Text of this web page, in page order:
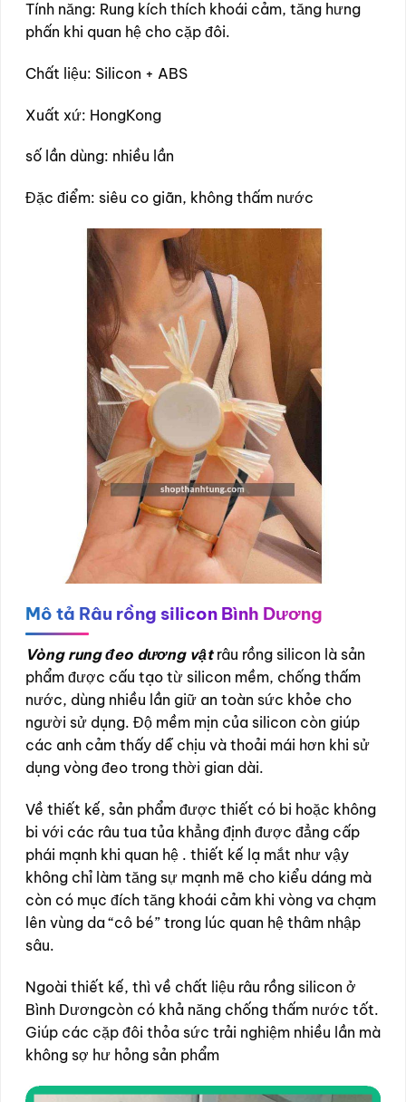
Tính năng: Rung kích thích khoái cảm, tăng hưng
phấn khi quan hệ cho cặp đôi.
Chất liệu: Silicon + ABS
Xuất xứ: HongKong
số lần dùng: nhiều lần
Đặc điểm: siêu co giãn, không thấm nước
Mô tả Râu rồng silicon Bình Dương
Vòng rung đeo dương vậtrâu rồng silicon là sản
phẩm được cấu tạo từ silicon mềm, chống thấm
nước, dùng nhiều lần giữ an toàn sức khỏe cho
người sử dụng. Độ mềm mịn của silicon còn giúp
các anh cảm thấy dễ chịu và thoải mái hơn khi sử
dụng vòng đeo trong thời gian dài.
Về thiết kế, sản phẩm được thiết có bi hoặc không
bi với các râu tua tủa khẳng định được đẳng cấp
phái mạnh khi quan hệ . thiết kế lạ mắt như vậy
không chỉ làm tăng sự mạnh mẽ cho kiểu dáng mà
còn có mục đích tăng khoái cảm khi vòng va chạm
lên vùng da “cô bé” trong lúc quan hệ thâm nhập
sâu.
Ngoài thiết kế, thì về chất liệu râu rồng silicon ở
Bình Dươngcòn có khả năng chống thấm nước tốt.
Giúp các cặp đôi thỏa sức trải nghiệm nhiều lần mà
không sợ hư hỏng sản phẩm